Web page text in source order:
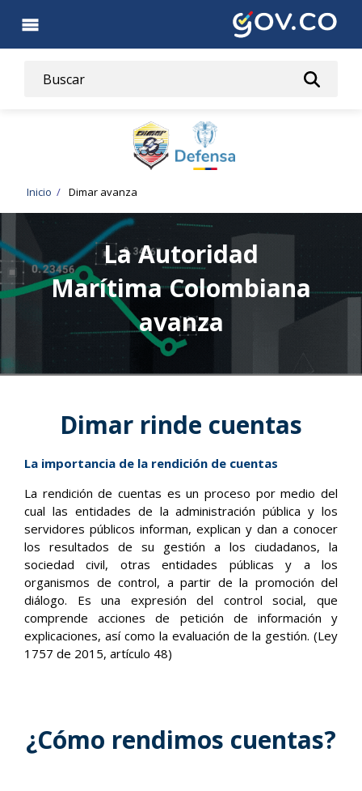
contenido
Ruta
navegación
Inicio Dimar avanza
La Autoridad
Marítima Colombiana
avanza
Dimar rinde cuentas
La importancia de la rendición de cuentas
La rendición de cuentas es un proceso por medio del
cual las entidades de la administración pública y los
servidores públicos informan, explican y dan a conocer
los resultados de su gestión a los ciudadanos, la
sociedad civil, otras entidades públicas y a los
organismos de control, a partir de la promoción del
diálogo. Es una expresión del control social, que
comprende acciones de petición de información y
explicaciones, así como la evaluación de la gestión. (Ley
1757 de 2015, artículo 48)
¿Cómo rendimos cuentas?